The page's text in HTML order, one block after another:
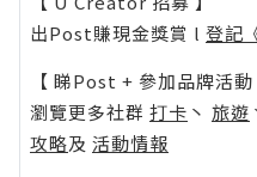
出Post賺現金獎賞 l 登記
【 睇Post + 參加品牌活動
瀏覽更多社群 打卡 丶 旅遊
攻略及 活動情報